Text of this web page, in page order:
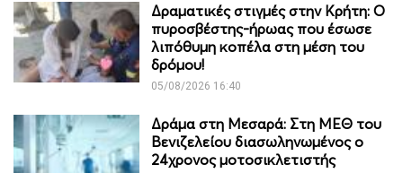
Δραματικές στιγμές στην Κρήτη: Ο
πυροσβέστης-ήρωας που έσωσε
λιπόθυμη κοπέλα στη μέση του
δρόμου!
05/08/2026 16:40
Δράμα στη Μεσαρά: Στη ΜΕΘ του
Βενιζελείου διασωληνωμένος ο
24χρονος μοτοσικλετιστής